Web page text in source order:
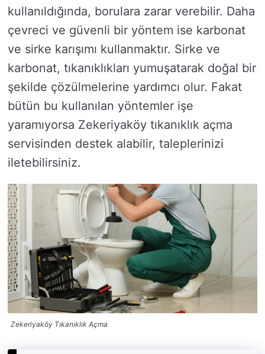
kullanıldığında, borulara zarar verebilir. Daha
çevreci ve güvenli bir yöntem ise karbonat
ve sirke karışımı kullanmaktır. Sirke ve
karbonat, tıkanıklıkları yumuşatarak doğal bir
şekilde çözülmelerine yardımcı olur. Fakat
bütün bu kullanılan yöntemler işe
yaramıyorsa Zekeriyaköy tıkanıklık açma
servisinden destek alabilir, taleplerinizi
iletebilirsiniz.
Zekeriyaköy Tıkanıklık Açma